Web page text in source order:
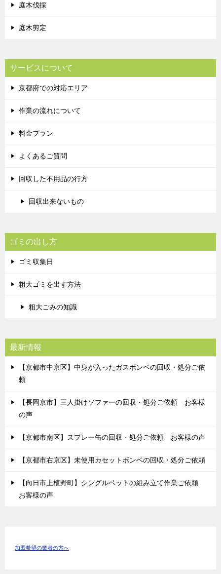
庭木伐採
庭木剪定
サービスについて
京都府での対応エリア
作業の流れについて
料金プラン
よくあるご質問
回収した不用品の行方
回収出来ないもの
ゴミの出し方
ゴミ収集日
粗大ゴミを出す方法
粗大ごみの知識
最新情報
【京都市中京区】中身が入ったガスボンベの回収・処分ご依
頼
【長岡京市】三人掛けソファーの回収・処分ご依頼 お客様
の声
【京都市南区】スプレー缶の回収・処分ご依頼 お客様の声
【京都市右京区】未使用カセットボンベの回収・処分ご依頼
【向日市上植野町】シングルベットの組み立て作業ご依頼
お客様の声
加盟希望の業者の方へ